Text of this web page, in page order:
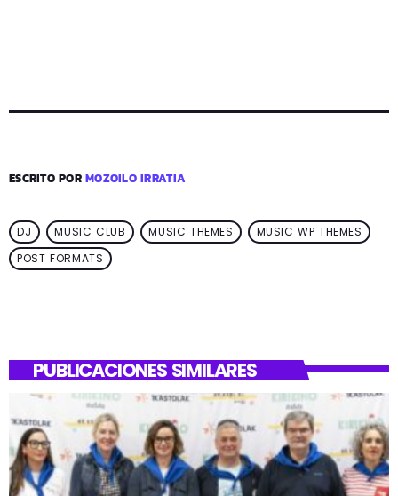
ESCRITO PORMOZOILO IRRATIA
DJ MUSIC CLUB MUSIC THEMES
MUSIC WP THEMES
POST FORMATS
PUBLICACIONES SIMILARES